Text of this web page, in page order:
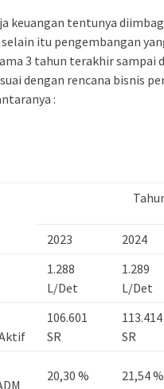
keuangan tentunya
itu pengembangan
3 tahun terakhir sampai
dengan rencana bisnis
:
2023 2024
1.288
L/Det
1.289
L/Det
106.601
SR
113.414
SR
20,30 % 21,54 %